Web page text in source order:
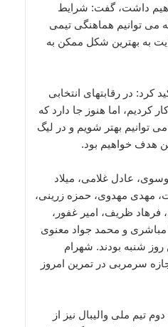
داشت، گفت: شرایط
می توانیم هماهنگی تیمی
به بهترین شکل ممکن به
کرد: در رقابتهای انتخابی
کردیم، اما هنوز جا دارد که
توانیم بهتر شویم و در لیگ
عادل غلامی، میلاد
مهدی مهدوی، حمزه زرینی،
ظریف، امیر غفور،
مباشری و محمد جواد معنوی
روز شنبه بودند. شهرام
سرمربی در تمرین امروز
تیم ملی والیبال نیز از